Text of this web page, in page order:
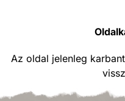
Az oldal jelenleg